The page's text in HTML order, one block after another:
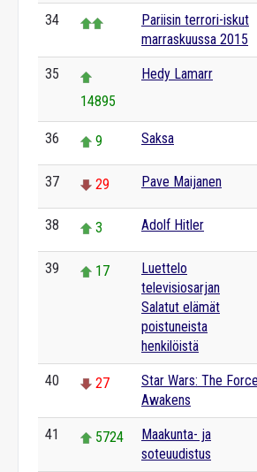
34
Pariisin terrori-iskut
marraskuussa 2015
35
14895
Hedy Lamarr
36 9 Saksa
37 29 Pave Maijanen
38 3 Adolf Hitler
39 17
Luettelo
televisiosarjan
Salatut elämät
poistuneista
henkilöistä
40 27
Star Wars: The Force
Awakens
41 5724
Maakunta- ja
soteuudistus